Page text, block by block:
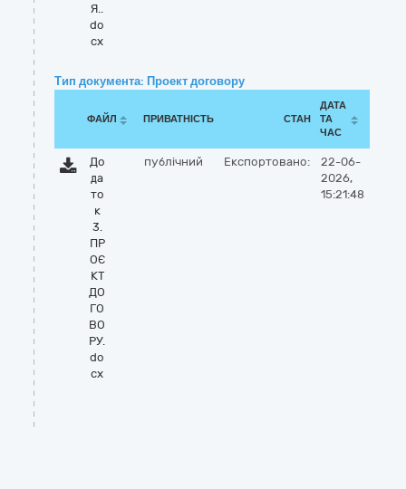
Я..
do
cx
Тип документа: Проект договору
ФАЙЛ ПРИВАТНІСТЬ СТАН
ДАТА
ТА
ЧАС
До
да
то
к
3.
ПР
ОЄ
КТ
ДО
ГО
ВО
РУ.
do
cx
публічний Експортовано:
22-06-
2026,
15:21:48